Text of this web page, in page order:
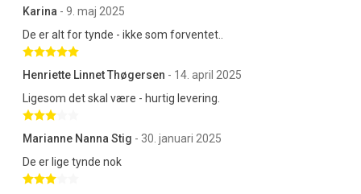
Karina - 9. maj 2025
De er alt for tynde - ikke som forventet..
Betygsatt 5 av 5 stjärnor
Henriette Linnet Thøgersen - 14. april 2025
Ligesom det skal være - hurtig levering.
Marianne Nanna Stig - 30. januari 2025
De er lige tynde nok